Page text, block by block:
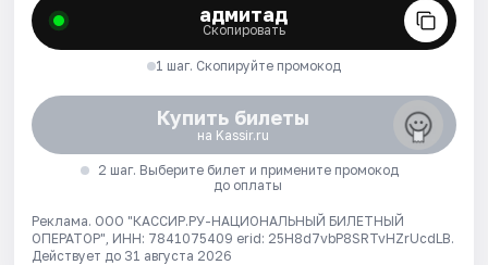
адмитад
Скопировать
1 шаг. Скопируйте промокод
Купить билеты
на Kassir.ru
2 шаг. Выберите билет и примените промокод
до оплаты
Реклама. ООО "КАССИР.РУ-НАЦИОНАЛЬНЫЙ БИЛЕТНЫЙ
ОПЕРАТОР", ИНН: 7841075409 erid: 25H8d7vbP8SRTvHZrUcdLB.
Действует до 31 августа 2026